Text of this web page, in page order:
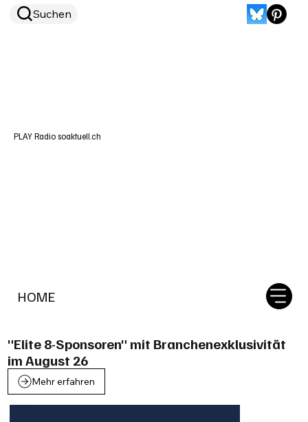
HOME
Suchen
PLAY Radio soaktuell.ch
"Elite 8-Sponsoren" mit Branchenexklusivität
im August 26
Mehr erfahren